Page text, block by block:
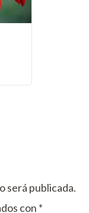
será publicada.
con *